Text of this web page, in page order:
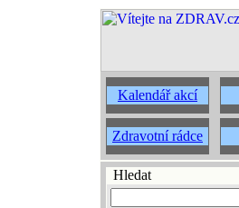
Kalendář akcí
Zdravotní rádce
Hledat